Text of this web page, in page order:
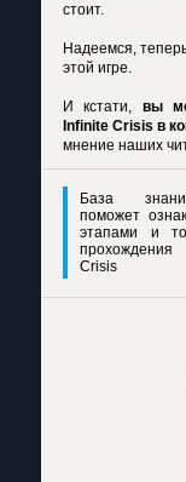
стоит.
Надеемся,
этой игре.
И кстати, вы
Infinite Crisis в
мнение наших
База
поможет
этапами и
Crisis